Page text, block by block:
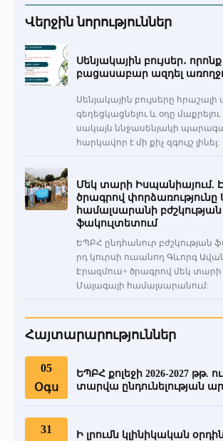
Վերջին նորություններ
Սենյակային բույսեր․
բացասաբար ազդել
Սենյակային բույսերը հրաշալի
գեղեցկացնելու և օդը
սակայն ննջասենյակի
հարկավոր է մի քիչ զգույշ լինել:
Մեկ տարի Իսպանիայում.
ծրագրով փորձառությունը
համալսարանի բժշկության
ֆակուլտետում
ԵՊԲՀ ընդհանուր բժշկության
րդ կուրսի ուսանող Գևորգ
Էրազմուս+ ծրագրով մեկ տարի
Մալագայի համալսարանում:
Հայտարարություններ
05
Օգս
ԵՊԲՀ քոլեջի 2026-2027 թթ.
տարվա ընդունելության
31
Ի լրումն կլինիկական